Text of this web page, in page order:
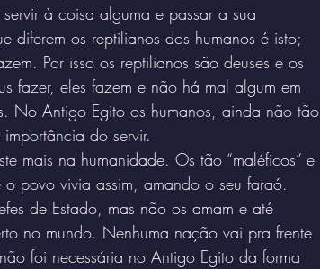
à coisa alguma e passar a sua
diferem os reptilianos dos humanos é isto;
Por isso os reptilianos são deuses e os
fazer, eles fazem e não há mal algum em
No Antigo Egito os humanos, ainda não tão
do servir.
mais na humanidade. Os tão “maléficos” e
o povo vivia assim, amando o seu faraó.
de Estado, mas não os amam e até
no mundo. Nenhuma nação vai pra frente
foi necessária no Antigo Egito da forma